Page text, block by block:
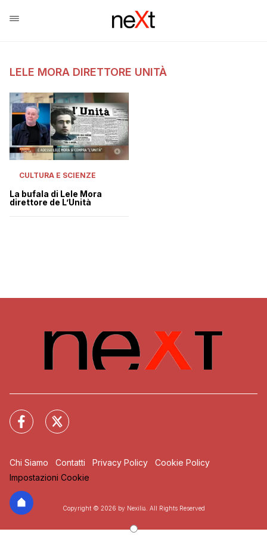
LELE MORA DIRETTORE UNITÀ
CULTURA E SCIENZE
La bufala di Lele Mora
direttore de L’Unità
Chi Siamo Contatti Privacy Policy
Cookie Policy
Impostazioni Cookie
Copyright © 2026 by Nexilia. All Rights Reserved